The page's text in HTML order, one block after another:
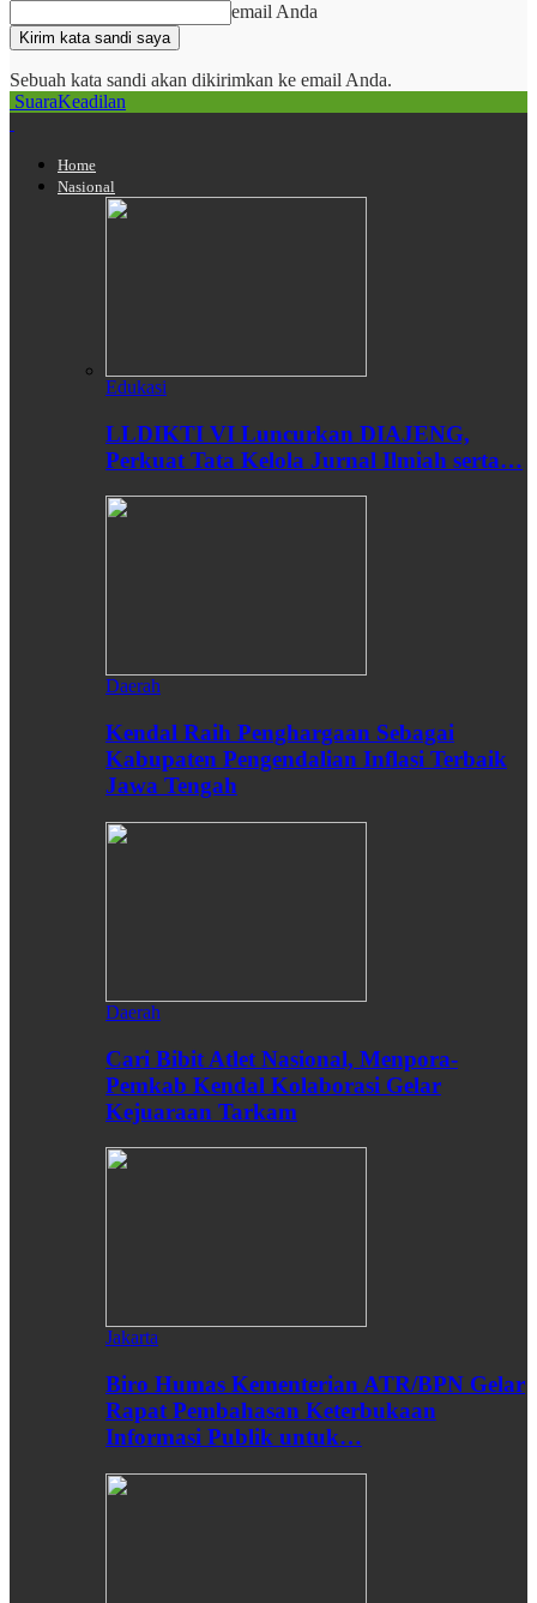
email Anda
Sebuah kata sandi akan dikirimkan ke email Anda.
SuaraKeadilan
Home
Nasional
Edukasi
LLDIKTI VI Luncurkan DIAJENG,
Perkuat Tata Kelola Jurnal Ilmiah serta…
Daerah
Kendal Raih Penghargaan Sebagai
Kabupaten Pengendalian Inflasi Terbaik
Jawa Tengah
Daerah
Cari Bibit Atlet Nasional, Menpora-
Pemkab Kendal Kolaborasi Gelar
Kejuaraan Tarkam
Jakarta
Biro Humas Kementerian ATR/BPN Gelar
Rapat Pembahasan Keterbukaan
Informasi Publik untuk…